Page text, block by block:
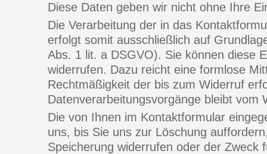
Diese Daten geben wir nicht ohne Ihre
Die Verarbeitung der in das
erfolgt somit ausschließlich auf
Abs. 1 lit. a DSGVO). Sie können diese
widerrufen. Dazu reicht eine formlose
Rechtmäßigkeit der bis zum Widerruf
Datenverarbeitungsvorgänge bleibt vom
Die von Ihnen im Kontaktformular
uns, bis Sie uns zur Löschung
Speicherung widerrufen oder der Zweck